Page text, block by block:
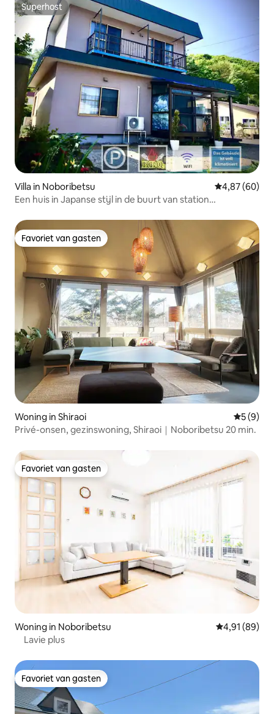
Superhost
Superhost
Villa in Noboribetsu Gemiddelde
4,87 (60)
Een huis in Japanse stijl in de buurt van station
Favoriet van gasten
Favoriet van gasten
Woning in Shiraoi
5 (9)
Privé-onsen, gezinswoning, Shiraoi｜Noboribetsu 20 min.
Favoriet van gasten
Favoriet van gasten
Woning in Noboribetsu Gemiddelde
4,91 (89)
Lavie plus
Favoriet van gasten
Favoriet van gasten